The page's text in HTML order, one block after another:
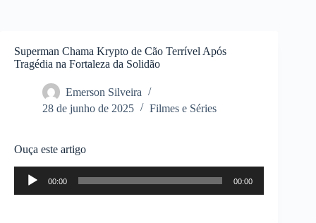
Superman Chama Krypto de Cão Terrível Após
Tragédia na Fortaleza da Solidão
Emerson Silveira
28 de junho de 2025
Filmes e Séries
Ouça este artigo
Tocador
áudio
00:00 00:00